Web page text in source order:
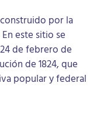
por la
En este sitio se
de febrero de
de 1824, que
popular y federal